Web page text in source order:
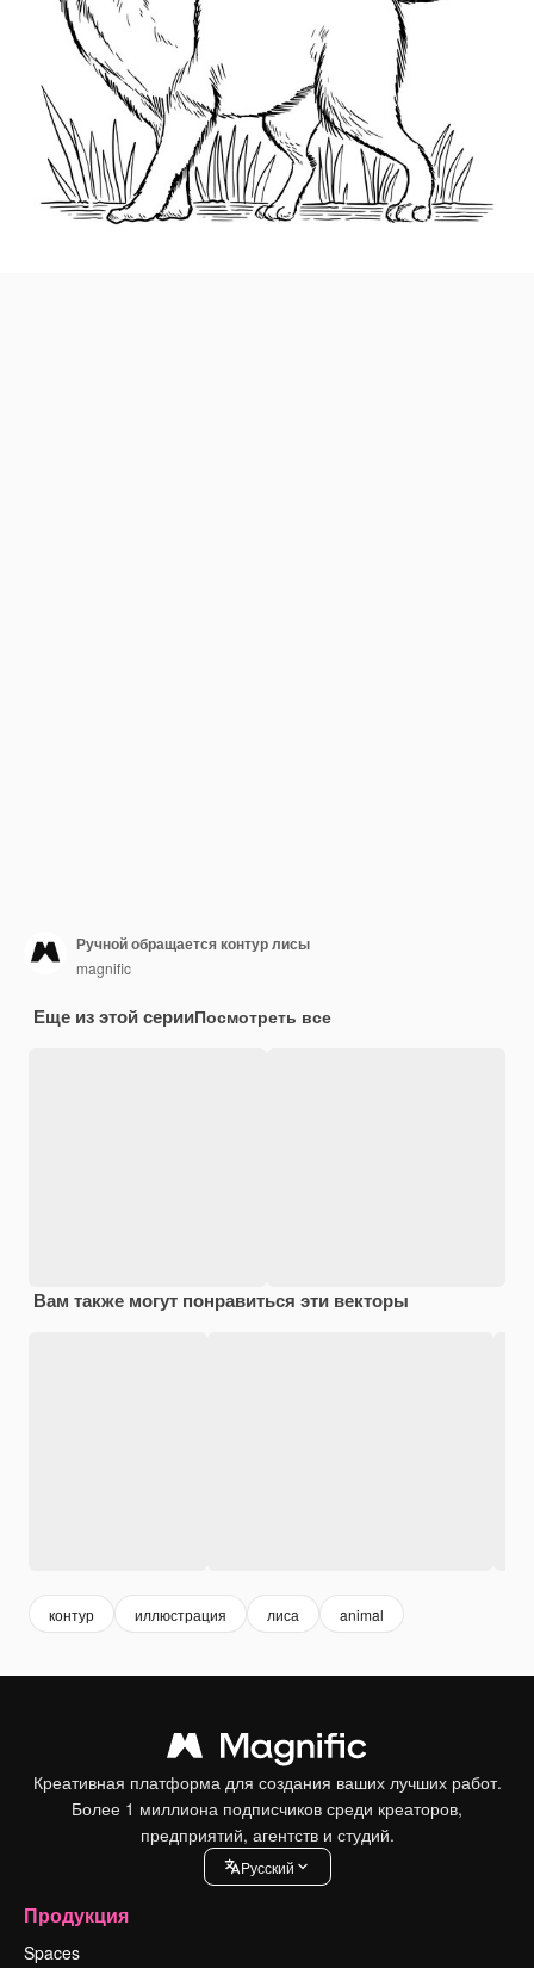
Ручной обращается контур лисы
magnific
Еще из этой серииПосмотреть все
Вам также могут понравиться эти векторы
контур иллюстрация лиса animal
Креативная платформа для создания ваших лучших работ.
Более 1 миллиона подписчиков среди креаторов,
предприятий, агентств и студий.
Pусский
Продукция
Spaces